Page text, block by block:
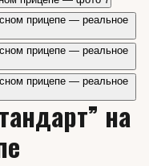
на